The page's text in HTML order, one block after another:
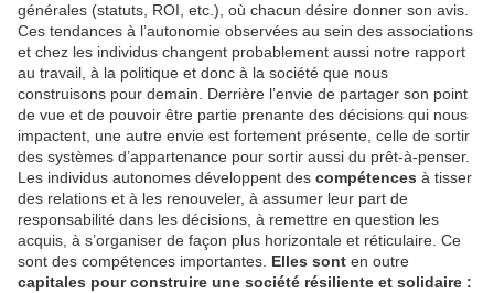
générales (statuts, ROI, etc.), où chacun désire donner son avis.
Ces tendances à l’autonomie observées au sein des associations
et chez les individus changent probablement aussi notre rapport
au travail, à la politique et donc à la société que nous
construisons pour demain. Derrière l’envie de partager son point
de vue et de pouvoir être partie prenante des décisions qui nous
impactent, une autre envie est fortement présente, celle de sortir
des systèmes d’appartenance pour sortir aussi du prêt-à-penser.
Les individus autonomes développent des compétences à tisser
des relations et à les renouveler, à assumer leur part de
responsabilité dans les décisions, à remettre en question les
acquis, à s’organiser de façon plus horizontale et réticulaire. Ce
sont des compétences importantes. Elles sont en outre
capitales pour construire une société résiliente et solidaire :